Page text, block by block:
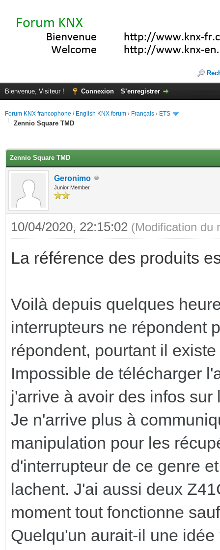
Bienvenue, Visiteur ! Connexion S’enregistrer
Forum KNX francophone / English KNX forum › Français › ETS
Zennio Square TMD
Zennio Square TMD
Geronimo
Junior Member
10/04/2020, 22:15:02 (Modification du
La référence des produits
Voilà depuis quelques
interrupteurs ne répondent
répondent, pourtant il
Impossible de télécharger
j'arrive à avoir des infos
Je n'arrive plus à
manipulation pour les
d'interrupteur de ce genre
lachent. J'ai aussi deux
moment tout fonctionne
Quelqu'un aurait-il une idée